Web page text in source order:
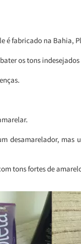
é fabricado na Bahia,
os tons
desamarelador,
tons fortes de